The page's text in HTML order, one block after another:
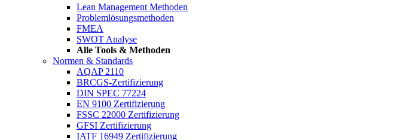
Lean Management Methoden
Problemlösungsmethoden
FMEA
SWOT Analyse
Alle Tools & Methoden
Normen & Standards
AQAP 2110
BRCGS-Zertifizierung
DIN SPEC 77224
EN 9100 Zertifizierung
FSSC 22000 Zertifizierung
GFSI Zertifizierung
IATF 16949 Zertifizierung